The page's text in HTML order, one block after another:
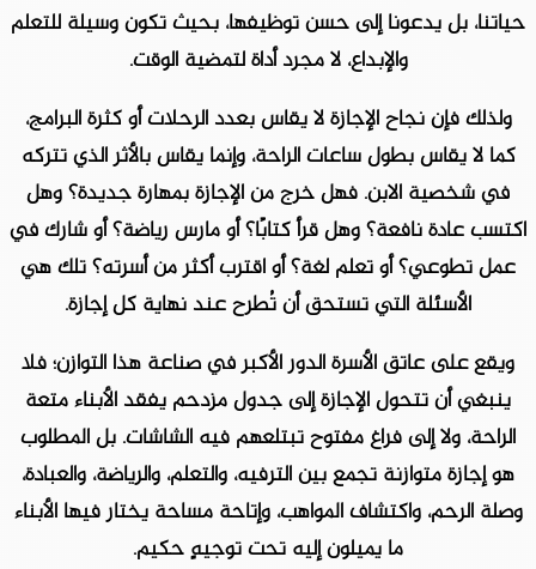
حياتنا، بل يدعونا إلى حسن توظيفها، بحيث تكون وسيلة للتعلم
والإبداع، لا مجرد أداة لتمضية الوقت.
ولذلك فإن نجاح الإجازة لا يقاس بعدد الرحلات أو كثرة البرامج،
كما لا يقاس بطول ساعات الراحة، وإنما يقاس بالأثر الذي تتركه
في شخصية الابن. فهل خرج من الإجازة بمهارة جديدة؟ وهل
اكتسب عادة نافعة؟ وهل قرأ كتابًا؟ أو مارس رياضة؟ أو شارك في
عمل تطوعي؟ أو تعلم لغة؟ أو اقترب أكثر من أسرته؟ تلك هي
الأسئلة التي تستحق أن تُطرح عند نهاية كل إجازة.
ويقع على عاتق الأسرة الدور الأكبر في صناعة هذا التوازن؛ فلا
ينبغي أن تتحول الإجازة إلى جدول مزدحم يفقد الأبناء متعة
الراحة، ولا إلى فراغ مفتوح تبتلعهم فيه الشاشات. بل المطلوب
هو إجازة متوازنة تجمع بين الترفيه، والتعلم، والرياضة، والعبادة،
وصلة الرحم، واكتشاف المواهب، وإتاحة مساحة يختار فيها الأبناء
ما يميلون إليه تحت توجيهٍ حكيم.